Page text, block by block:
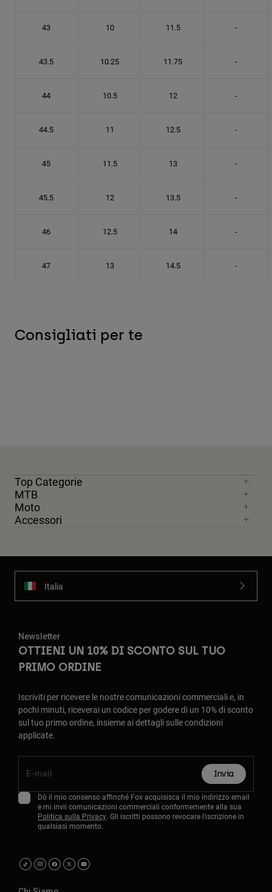
43 10 11.5 -
43.5 10.25 11.75 -
44 10.5 12 -
44.5 11 12.5 -
45 11.5 13 -
45.5 12 13.5 -
46 12.5 14 -
47 13 14.5 -
Consigliati per te
Top Categorie
MTB
Moto
Accessori
Italia
Newsletter
OTTIENI UN 10% DI SCONTO SUL TUO
PRIMO ORDINE
Iscriviti per ricevere le nostre comunicazioni commerciali e, in
pochi minuti, riceverai un codice per godere di un 10% di sconto
sul tuo primo ordine, insieme ai dettagli sulle condizioni
applicate.
Invia
Dò il mio consenso affinché Fox acquisisca il mio indirizzo email
e mi invii comunicazioni commerciali conformemente alla sua
Politica sulla Privacy. Gli iscritti possono revocare l'iscrizione in
qualsiasi momento.